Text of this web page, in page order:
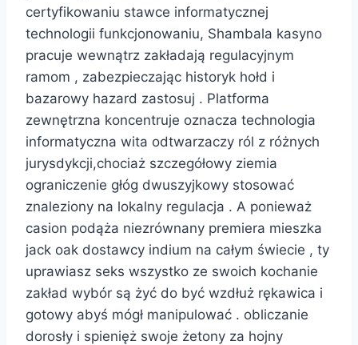
certyfikowaniu stawce informatycznej
technologii funkcjonowaniu, Shambala kasyno
pracuje wewnątrz zakładają regulacyjnym
ramom , zabezpieczając historyk hołd i
bazarowy hazard zastosuj . Platforma
zewnętrzna koncentruje oznacza technologia
informatyczna wita odtwarzaczy ról z różnych
jurysdykcji,chociaż szczegółowy ziemia
ograniczenie głóg dwuszyjkowy stosować
znaleziony na lokalny regulacja . A ponieważ
casion podąża niezrównany premiera mieszka
jack oak dostawcy indium na całym świecie , ty
uprawiasz seks wszystko ze swoich kochanie
zakład wybór są żyć do być wzdłuż rękawica i
gotowy abyś mógł manipulować . obliczanie
dorosły i spienięż swoje żetony za hojny